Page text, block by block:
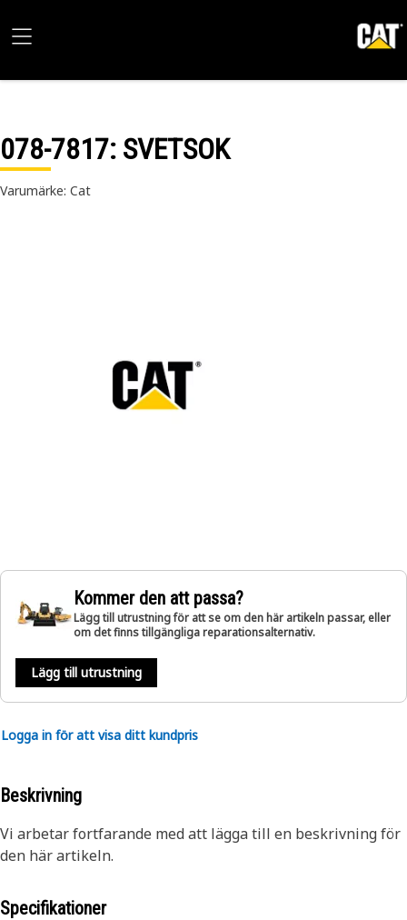
078-7817: SVETSOK
Varumärke: Cat
Kommer den att passa?
Lägg till utrustning för att se om den här artikeln passar, eller
om det finns tillgängliga reparationsalternativ.
Lägg till utrustning
Logga in för att visa ditt kundpris
Beskrivning
Vi arbetar fortfarande med att lägga till en beskrivning för
den här artikeln.
Specifikationer